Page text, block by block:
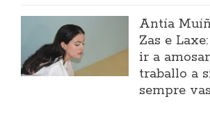
Antía
Zas e
ir a
traballo a
sempre